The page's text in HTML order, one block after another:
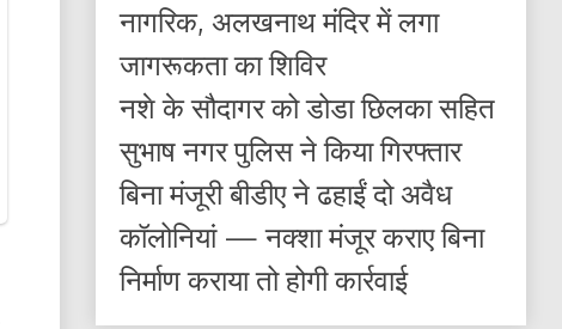
नागरिक, अलखनाथ मंदिर में लगा
जागरूकता का शिविर
नशे के सौदागर को डोडा छिलका सहित
सुभाष नगर पुलिस ने किया गिरफ्तार
बिना मंजूरी बीडीए ने ढहाईं दो अवैध
कॉलोनियां — नक्शा मंजूर कराए बिना
निर्माण कराया तो होगी कार्रवाई